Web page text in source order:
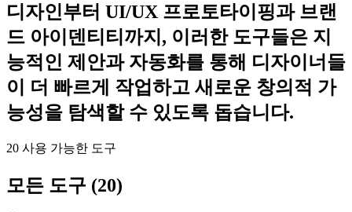
디자인부터 UI/UX 프로토타이핑과 브랜
드 아이덴티티까지, 이러한 도구들은 지
능적인 제안과 자동화를 통해 디자이너들
이 더 빠르게 작업하고 새로운 창의적 가
능성을 탐색할 수 있도록 돕습니다.
20 사용 가능한 도구
모든 도구 (20)